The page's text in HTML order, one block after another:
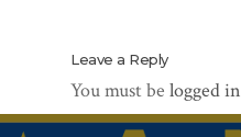
Leave a Reply
You must be logged in